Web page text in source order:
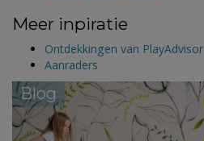
Meer inpiratie
Ontdekkingen van PlayAdvisor
Aanraders
Blog